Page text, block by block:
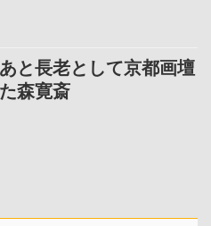
と長老として京都画壇
森寛斎